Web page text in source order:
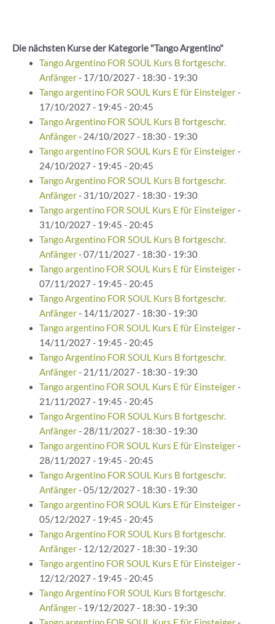
Die nächsten Kurse der Kategorie "Tango Argentino"
Tango Argentino FOR SOUL Kurs B fortgeschr.
Anfänger- 17/10/2027 - 18:30 - 19:30
Tango argentino FOR SOUL Kurs E für Einsteiger-
17/10/2027 - 19:45 - 20:45
Tango Argentino FOR SOUL Kurs B fortgeschr.
Anfänger- 24/10/2027 - 18:30 - 19:30
Tango argentino FOR SOUL Kurs E für Einsteiger-
24/10/2027 - 19:45 - 20:45
Tango Argentino FOR SOUL Kurs B fortgeschr.
Anfänger- 31/10/2027 - 18:30 - 19:30
Tango argentino FOR SOUL Kurs E für Einsteiger-
31/10/2027 - 19:45 - 20:45
Tango Argentino FOR SOUL Kurs B fortgeschr.
Anfänger- 07/11/2027 - 18:30 - 19:30
Tango argentino FOR SOUL Kurs E für Einsteiger-
07/11/2027 - 19:45 - 20:45
Tango Argentino FOR SOUL Kurs B fortgeschr.
Anfänger- 14/11/2027 - 18:30 - 19:30
Tango argentino FOR SOUL Kurs E für Einsteiger-
14/11/2027 - 19:45 - 20:45
Tango Argentino FOR SOUL Kurs B fortgeschr.
Anfänger- 21/11/2027 - 18:30 - 19:30
Tango argentino FOR SOUL Kurs E für Einsteiger-
21/11/2027 - 19:45 - 20:45
Tango Argentino FOR SOUL Kurs B fortgeschr.
Anfänger- 28/11/2027 - 18:30 - 19:30
Tango argentino FOR SOUL Kurs E für Einsteiger-
28/11/2027 - 19:45 - 20:45
Tango Argentino FOR SOUL Kurs B fortgeschr.
Anfänger- 05/12/2027 - 18:30 - 19:30
Tango argentino FOR SOUL Kurs E für Einsteiger-
05/12/2027 - 19:45 - 20:45
Tango Argentino FOR SOUL Kurs B fortgeschr.
Anfänger- 12/12/2027 - 18:30 - 19:30
Tango argentino FOR SOUL Kurs E für Einsteiger-
12/12/2027 - 19:45 - 20:45
Tango Argentino FOR SOUL Kurs B fortgeschr.
Anfänger- 19/12/2027 - 18:30 - 19:30